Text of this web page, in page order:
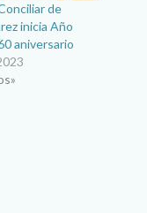
de
inicia Año
aniversario